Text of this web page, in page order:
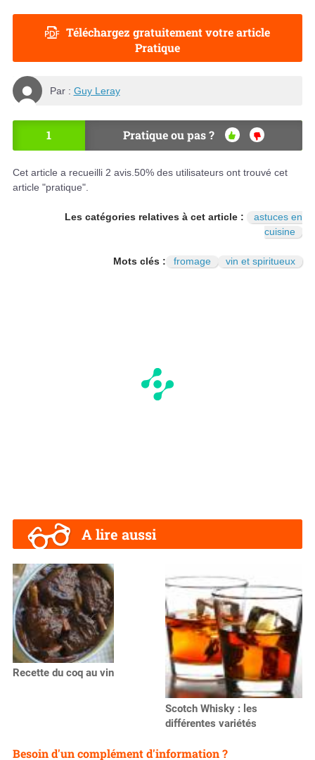
Téléchargez gratuitement votre article
Pratique
Par : Guy Leray
1 Pratique ou pas ?
OU
NO
N
Cet article a recueilli 2 avis. 50% des utilisateurs ont trouvé cet
article "pratique".
Les catégories relatives à cet article :
astuces en
cuisine
Mots clés : fromage vin et spiritueux
A lire aussi
Recette du coq au vin
Scotch Whisky : les
différentes variétés
Besoin d'un complément d'information ?